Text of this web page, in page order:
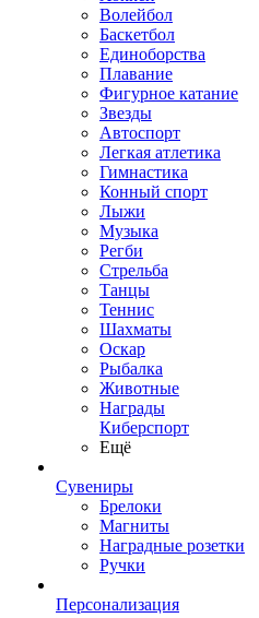
Волейбол
Баскетбол
Единоборства
Плавание
Фигурное катание
Звезды
Автоспорт
Легкая атлетика
Гимнастика
Конный спорт
Лыжи
Музыка
Регби
Стрельба
Танцы
Теннис
Шахматы
Оскар
Рыбалка
Животные
Награды
Киберспорт
Ещё
Сувениры
Брелоки
Магниты
Наградные розетки
Ручки
Персонализация